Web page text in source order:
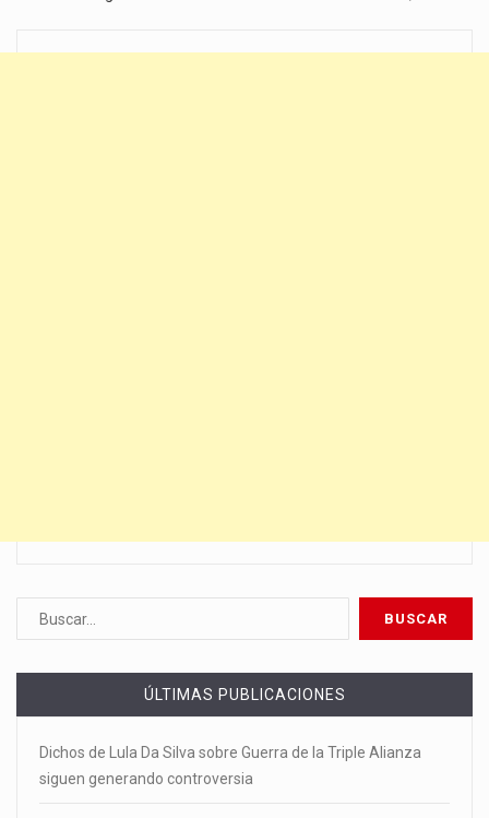
ÚLTIMAS PUBLICACIONES
Dichos de Lula Da Silva sobre Guerra de la Triple Alianza
siguen generando controversia